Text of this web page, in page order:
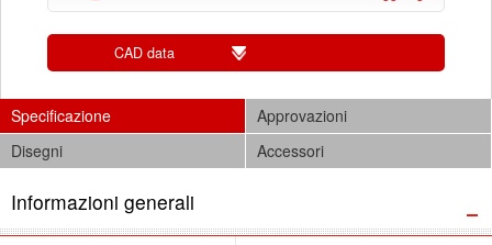
CAD data
Specificazione
Approvazioni
Disegni
Accessori
Informazioni generali